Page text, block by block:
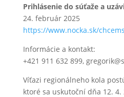
Prihlásenie do súťaže a
24. február 2025
https://www.nocka.sk/
Informácie a kontakt:
+421 911 632 899,
Víťazi regionálneho kola
ktoré sa uskutoční dňa 12. 4.